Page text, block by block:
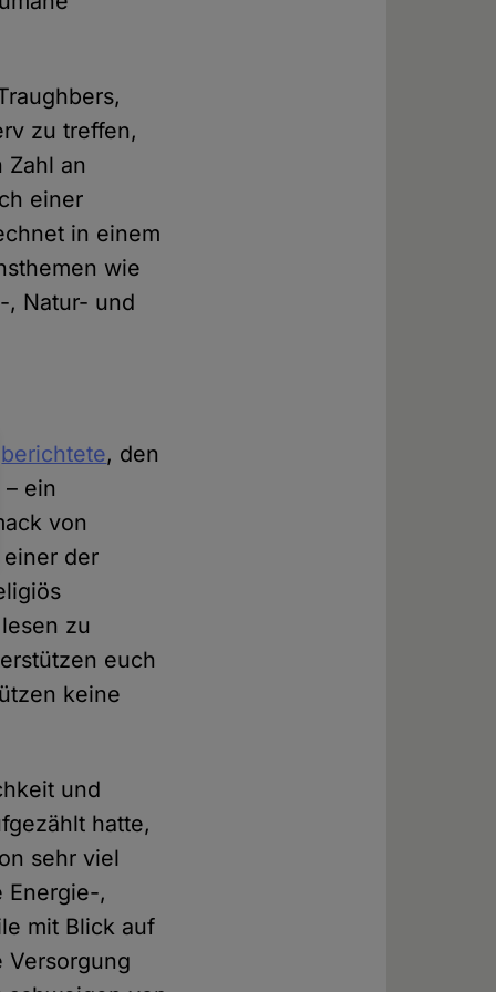
zu treffen,
an
einer
in einem
wie
, Natur- und
berichtete, den
ein
von
der
zu
euch
keine
und
hatte,
sehr viel
Energie-,
mit Blick auf
Versorgung